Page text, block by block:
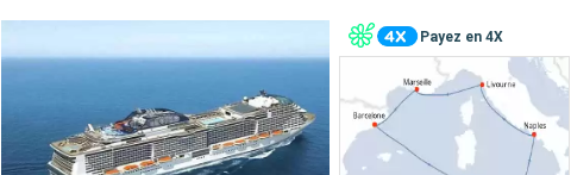
Payez en 4X